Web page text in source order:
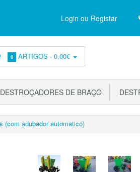
Login ou Registar
0 ARTIGOS -0,00€
DESTROÇADORES DE BRAÇO
(com adubador automatico)